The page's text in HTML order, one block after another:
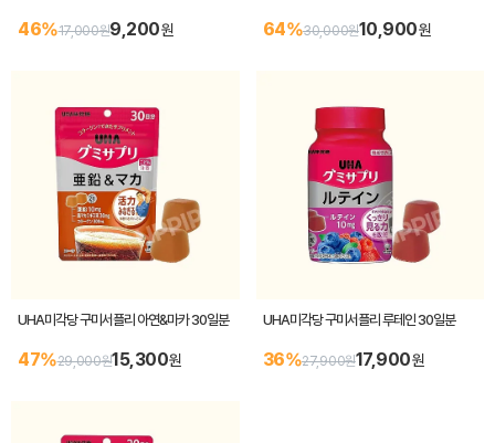
46%17,000원9,200원 64%30,000원10,900원
UHA미각당 구미서플리 아연&마카 30일분
47%29,000원15,300원
UHA미각당 구미서플리 루테인 30일분
36%27,900원17,900원